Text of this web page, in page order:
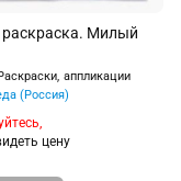
раскраска. Милый
аппликации
(Россия)
цену